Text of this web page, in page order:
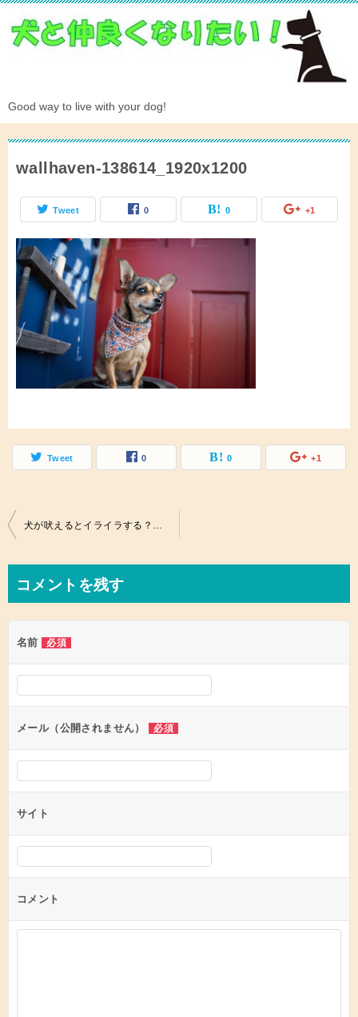
Good way to live with your dog!
wallhaven-138614_1920x1200
Tweet 0 0 +1
Tweet 0 0 +1
投
ビ
ゲ
ー
シ
ン
犬が吠えるとイライラする？！しつけに苦戦する飼い主の悩ましい夜。
コメントを残す
名前 必須
メール（公開されません） 必須
サイト
コメント